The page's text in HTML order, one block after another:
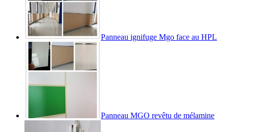
Panneau ignifuge Mgo face au HPL
Panneau MGO revêtu de mélamine